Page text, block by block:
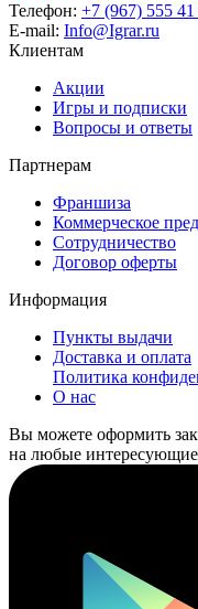
Телефон: +7 (967) 555 41
E-mail: Info@Igrar.ru
Клиентам
Акции
Игры и подписки
Вопросы и ответы
Партнерам
Франшиза
Коммерческое
Сотрудничество
Договор оферты
Информация
Пункты выдачи
Доставка и оплата
Политика
О нас
Вы можете оформить
на любые